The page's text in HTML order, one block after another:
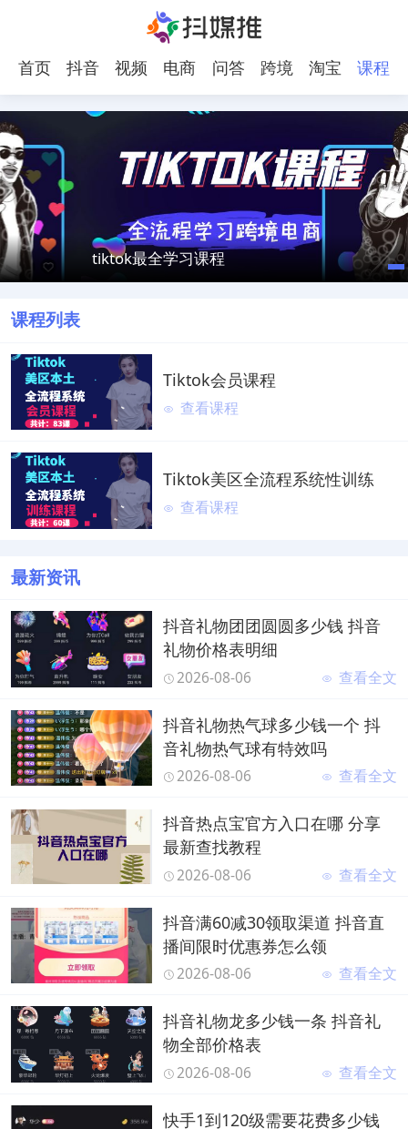
首页 抖音
视频
号
电商 问答
跨境
电商
淘宝 课程
tiktok最全学习课程
课程列表
Tiktok会员课程
查看课程
Tiktok美区全流程系统性训练
查看课程
最新资讯
抖音礼物团团圆圆多少钱 抖音
礼物价格表明细
2026-08-06 查看全文
抖音礼物热气球多少钱一个 抖
音礼物热气球有特效吗
2026-08-06 查看全文
抖音热点宝官方入口在哪 分享
最新查找教程
2026-08-06 查看全文
抖音满60减30领取渠道 抖音直
播间限时优惠券怎么领
2026-08-06 查看全文
抖音礼物龙多少钱一条 抖音礼
物全部价格表
2026-08-06 查看全文
快手1到120级需要花费多少钱